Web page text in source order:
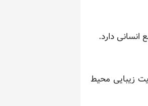
دارد.
زیبایی محیط